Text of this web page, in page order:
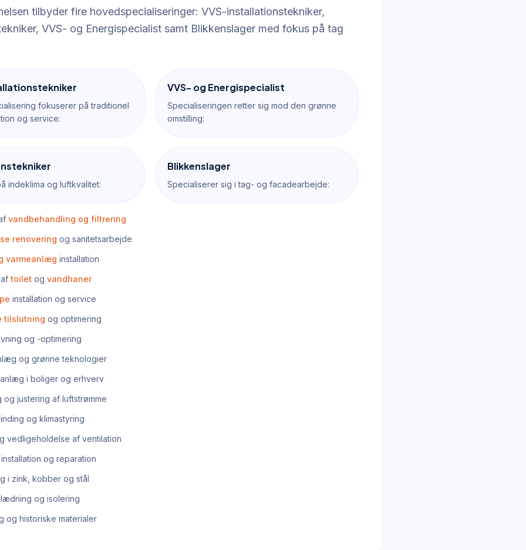
tilbyder fire hovedspecialiseringer: VVS-installationstekniker,
VVS- og Energispecialist samt Blikkenslager med fokus på tag
fokuserer på traditionel
og service:
VVS- og Energispecialist
Specialiseringen retter sig mod den grønne
omstilling:
indeklima og luftkvalitet:
Blikkenslager
Specialiserer sig i tag- og facadearbejde:
vandbehandling og filtrering
renovering og sanitetsarbejde
varmeanlæg installation
aftoilet og vandhaner
installation og service
tilslutning og optimering
og -optimering
og grønne teknologier
i boliger og erhverv
og justering af luftstrømme
og klimastyring
vedligeholdelse af ventilation
og reparation
i zink, kobber og stål
og isolering
og historiske materialer